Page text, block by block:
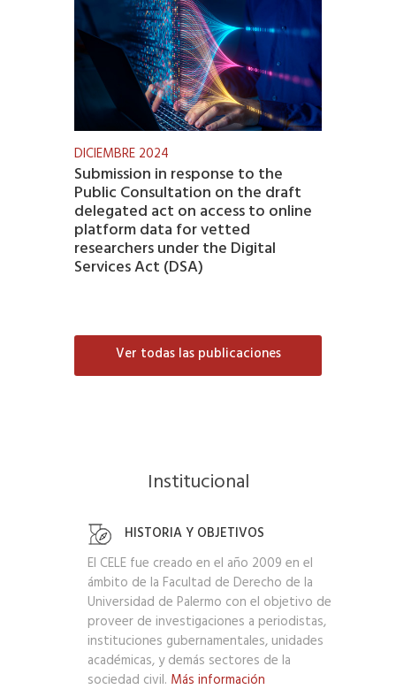
DICIEMBRE 2024
Submission in response to the
Public Consultation on the draft
delegated act on access to online
platform data for vetted
researchers under the Digital
Services Act (DSA)
Ver todas las publicaciones
Institucional
HISTORIA Y OBJETIVOS
El CELE fue creado en el año 2009 en el
ámbito de la Facultad de Derecho de la
Universidad de Palermo con el objetivo de
proveer de investigaciones a periodistas,
instituciones gubernamentales, unidades
académicas, y demás sectores de la
sociedad civil. Más información